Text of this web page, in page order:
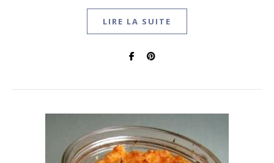
LIRE LA SUITE